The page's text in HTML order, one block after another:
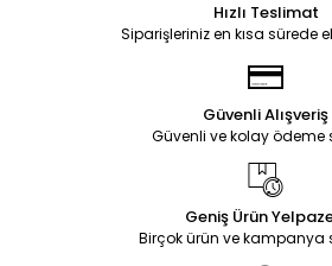
Hızlı Teslimat
Siparişleriniz en kısa sürede
Güvenli Alışveriş
Güvenli ve kolay ödeme
Geniş Ürün
Birçok ürün ve kampanya